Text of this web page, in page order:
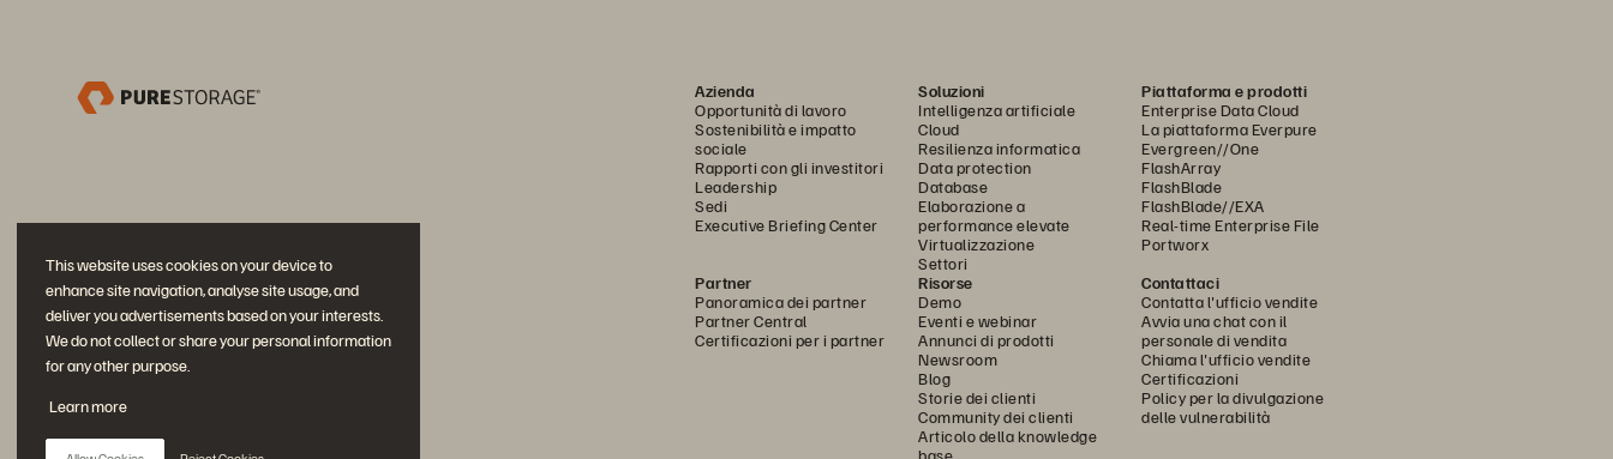
This website uses cookies on your device to
enhance site navigation, analyse site usage, and
deliver you advertisements based on your interests.
We do not collect or share your personal information
for any other purpose.
Learn more
Azienda
Opportunità di lavoro
Sostenibilità e impatto
sociale
Rapporti con gli investitori
Leadership
Sedi
Executive Briefing Center
Soluzioni
Intelligenza artificiale
Cloud
Resilienza informatica
Data protection
Database
Elaborazione a
performance elevate
Virtualizzazione
Settori
Piattaforma e prodotti
Enterprise Data Cloud
La piattaforma Everpure
Evergreen//One
FlashArray
FlashBlade
FlashBlade//EXA
Real-time Enterprise File
Portworx
Partner
Panoramica dei partner
Partner Central
Certificazioni per i partner
Risorse
Demo
Eventi e webinar
Annunci di prodotti
Newsroom
Blog
Storie dei clienti
Community dei clienti
Articolo della knowledge
base
Contattaci
Contatta l'ufficio vendite
Avvia una chat con il
personale di vendita
Chiama l'ufficio vendite
Certificazioni
Policy per la divulgazione
delle vulnerabilità
Partecipa alla conversazione